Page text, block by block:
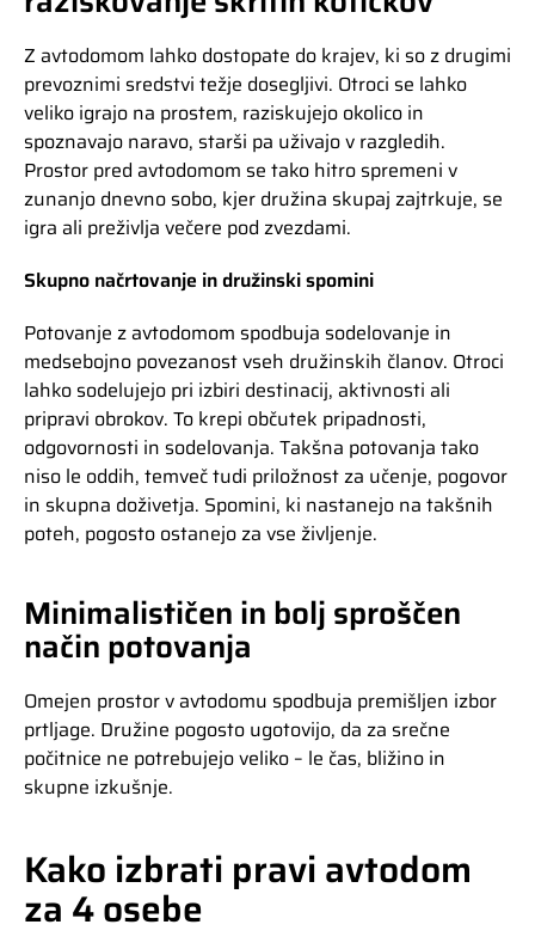
Z avtodomom lahko dostopate do krajev, ki so z drugimi
prevoznimi sredstvi težje dosegljivi. Otroci se lahko
veliko igrajo na prostem, raziskujejo okolico in
spoznavajo naravo, starši pa uživajo v razgledih.
Prostor pred avtodomom se tako hitro spremeni v
zunanjo dnevno sobo, kjer družina skupaj zajtrkuje, se
igra ali preživlja večere pod zvezdami.
Skupno načrtovanje in družinski spomini
Potovanje z avtodomom spodbuja sodelovanje in
medsebojno povezanost vseh družinskih članov. Otroci
lahko sodelujejo pri izbiri destinacij, aktivnosti ali
pripravi obrokov. To krepi občutek pripadnosti,
odgovornosti in sodelovanja. Takšna potovanja tako
niso le oddih, temveč tudi priložnost za učenje, pogovor
in skupna doživetja. Spomini, ki nastanejo na takšnih
poteh, pogosto ostanejo za vse življenje.
Minimalističen in bolj sproščen
način potovanja
Omejen prostor v avtodomu spodbuja premišljen izbor
prtljage. Družine pogosto ugotovijo, da za srečne
počitnice ne potrebujejo veliko – le čas, bližino in
skupne izkušnje.
Kako izbrati pravi avtodom
za 4 osebe